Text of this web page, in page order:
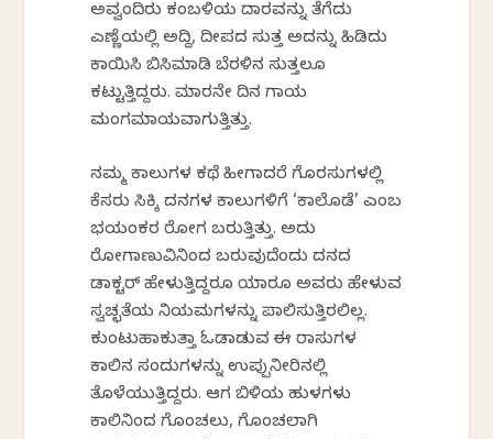
ಅವ್ವಂದಿರು ಕಂಬಳಿಯ ದಾರವನ್ನು ತೆಗೆದು
ಎಣ್ಣೆಯಲ್ಲಿ ಅದ್ದಿ, ದೀಪದ ಸುತ್ತ ಅದನ್ನು ಹಿಡಿದು
ಕಾಯಿಸಿ ಬಿಸಿಮಾಡಿ ಬೆರಳಿನ ಸುತ್ತಲೂ
ಕಟ್ಟುತ್ತಿದ್ದರು. ಮಾರನೇ ದಿನ ಗಾಯ
ಮಂಗಮಾಯವಾಗುತ್ತಿತ್ತು.
ನಮ್ಮ ಕಾಲುಗಳ ಕಥೆ ಹೀಗಾದರೆ ಗೊರಸುಗಳಲ್ಲಿ
ಕೆಸರು ಸಿಕ್ಕಿ ದನಗಳ ಕಾಲುಗಳಿಗೆ ‘ಕಾಲೊಡೆ’ ಎಂಬ
ಭಯಂಕರ ರೋಗ ಬರುತ್ತಿತ್ತು. ಅದು
ರೋಗಾಣುವಿನಿಂದ ಬರುವುದೆಂದು ದನದ
ಡಾಕ್ಟರ್ ಹೇಳುತ್ತಿದ್ದರೂ ಯಾರೂ ಅವರು ಹೇಳುವ
ಸ್ವಚ್ಛತೆಯ ನಿಯಮಗಳನ್ನು ಪಾಲಿಸುತ್ತಿರಲಿಲ್ಲ.
ಕುಂಟುಹಾಕುತ್ತಾ ಓಡಾಡುವ ಈ ರಾಸುಗಳ
ಕಾಲಿನ ಸಂದುಗಳನ್ನು ಉಪ್ಪುನೀರಿನಲ್ಲಿ
ತೊಳೆಯುತ್ತಿದ್ದರು. ಆಗ ಬಿಳಿಯ ಹುಳಗಳು
ಕಾಲಿನಿಂದ ಗೊಂಚಲು, ಗೊಂಚಲಾಗಿ